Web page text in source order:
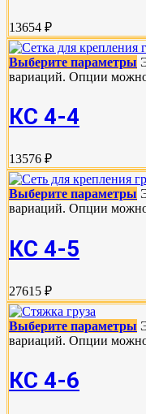
13654 ₽
Выберите параметры
вариаций. Опции можно
КС 4-4
13576 ₽
Выберите параметры
вариаций. Опции можно
КС 4-5
27615 ₽
Выберите параметры
вариаций. Опции можно
КС 4-6